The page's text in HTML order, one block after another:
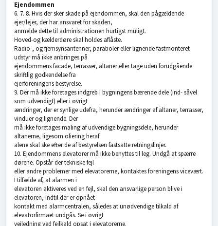
Ejendommen
6. 7. 8. Hvis der sker skade på ejendommen, skal den pågældende
ejer/lejer, der har ansvaret for skaden,
anmelde dette til administrationen hurtigst muligt.
Hoved-og kælderdøre skal holdes aflåste.
Radio-, og fjernsynsantenner, paraboler eller lignende fastmonteret
udstyr må ikke anbringes på
ejendommens facade, terrasser, altaner eller tage uden forudgående
skriftlig godkendelse fra
ejerforeningens bestyrelse.
9. Der må ikke foretages indgreb i bygningens bærende dele (ind- såvel
som udvendigt) eller i øvrigt
ændringer, der er synlige udefra, herunder ændringer af altaner, terrasser,
vinduer og lignende. Der
må ikke foretages maling af udvendige bygningsdele, herunder
altanerne, ligesom oliering heraf
alene skal ske efter de af bestyrelsen fastsatte retningslinjer.
10. Ejendommens elevatorer må ikke benyttes til leg. Undgå at spærre
dørene. Opstår der tekniske fejl
eller andre problemer med elevatorerne, kontaktes foreningens vicevært.
I tilfælde af, at alarmen i
elevatoren aktiveres ved en fejl, skal den ansvarlige person blive i
elevatoren, indtil der er opnået
kontakt med alarmcentralen, således at unødvendige tilkald af
elevatorfirmaet undgås. Se i øvrigt
vejledning ved fejlkald opsat i elevatorerne.